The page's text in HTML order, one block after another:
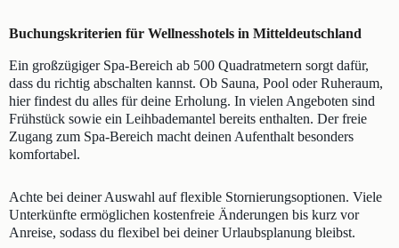
Buchungskriterien für Wellnesshotels in Mitteldeutschland
Ein großzügiger Spa-Bereich ab 500 Quadratmetern sorgt dafür,
dass du richtig abschalten kannst. Ob Sauna, Pool oder Ruheraum,
hier findest du alles für deine Erholung. In vielen Angeboten sind
Frühstück sowie ein Leihbademantel bereits enthalten. Der freie
Zugang zum Spa-Bereich macht deinen Aufenthalt besonders
komfortabel.
Achte bei deiner Auswahl auf flexible Stornierungsoptionen. Viele
Unterkünfte ermöglichen kostenfreie Änderungen bis kurz vor
Anreise, sodass du flexibel bei deiner Urlaubsplanung bleibst.